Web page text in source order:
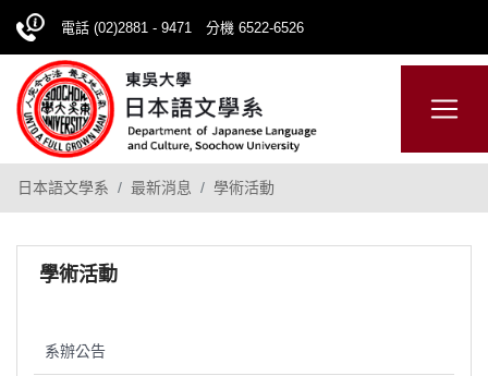
電話 (02)2881 - 9471 分機 6522-6526
日本語 ENGLISH
日本語文學系 最新消息 學術活動
學術活動
系辦公告